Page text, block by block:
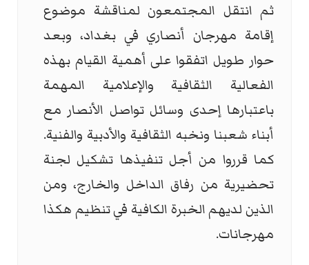
ثم انتقل المجتمعون لمناقشة موضوع
إقامة مهرجان أنصاري في بغداد، وبعد
حوار طويل اتفقوا على أهمية القيام بهذه
الفعالية الثقافية والإعلامية المهمة
باعتبارها إحدى وسائل تواصل الأنصار مع
أبناء شعبنا ونخبه الثقافية والأدبية والفنية.
كما قرروا من أجل تنفيذها تشكيل لجنة
تحضيرية من رفاق الداخل والخارج، ومن
الذين لديهم الخبرة الكافية في تنظيم هكذا
مهرجانات.